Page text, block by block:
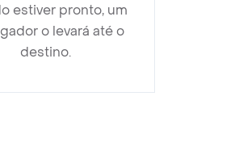
estiver pronto, um
o levará até o
destino.